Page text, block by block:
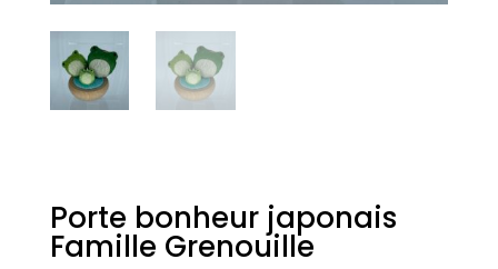
Porte bonheur japonais
Famille Grenouille